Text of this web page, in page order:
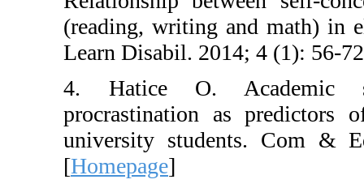
(reading, writing
Learn Disabil.
4. Hatice O.
procrastination
university